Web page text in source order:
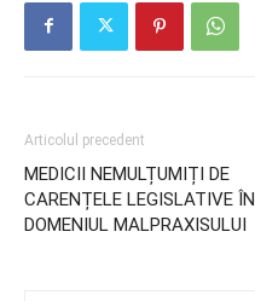
Articolul precedent
MEDICII NEMULȚUMIȚI DE
CARENȚELE LEGISLATIVE ÎN
DOMENIUL MALPRAXISULUI